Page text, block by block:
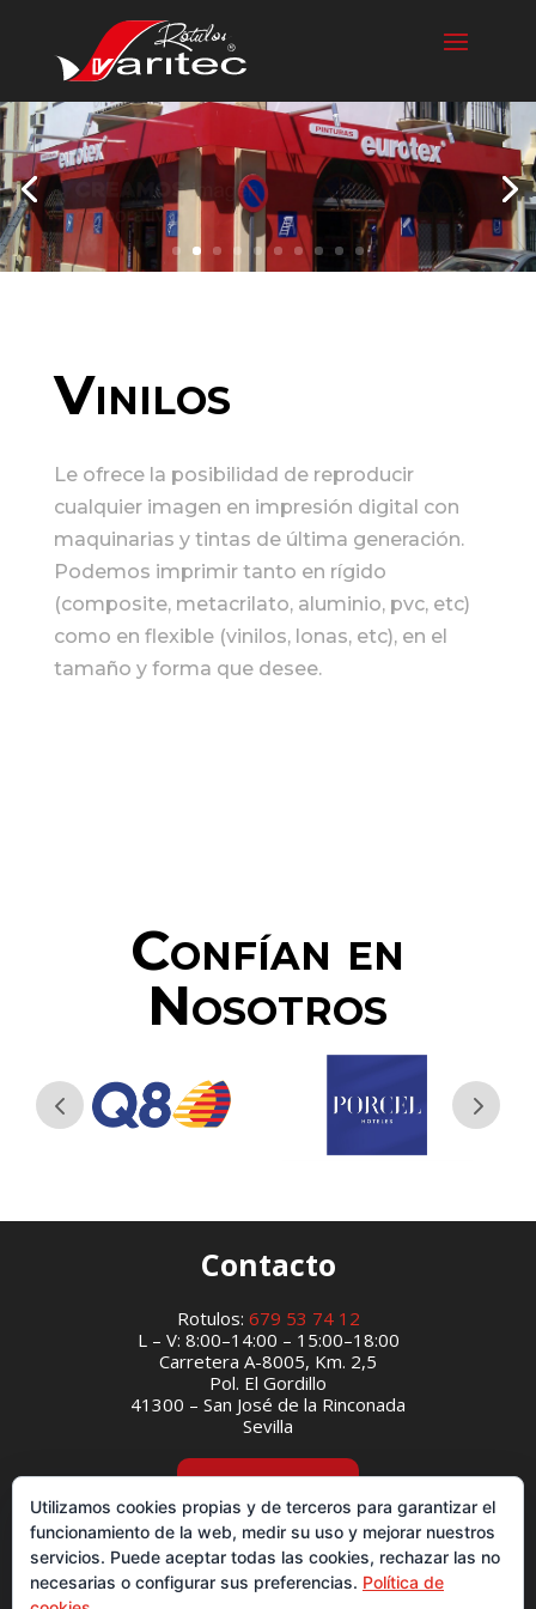
Vinilos
Le ofrece la posibilidad de reproducir
cualquier imagen en impresión digital con
maquinarias y tintas de última generación.
Podemos imprimir tanto en rígido
(composite, metacrilato, aluminio, pvc, etc)
como en flexible (vinilos, lonas, etc), en el
tamaño y forma que desee.
Confían en
Nosotros
Contacto
Rotulos: 679 53 74 12
L – V: 8:00–14:00 – 15:00–18:00
Carretera A-8005, Km. 2,5
Pol. El Gordillo
41300 – San José de la Rinconada
Sevilla
Utilizamos cookies propias y de terceros para garantizar el
funcionamiento de la web, medir su uso y mejorar nuestros
servicios. Puede aceptar todas las cookies, rechazar las no
necesarias o configurar sus preferencias. Política de